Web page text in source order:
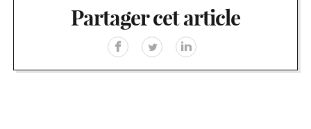
Partager cet article